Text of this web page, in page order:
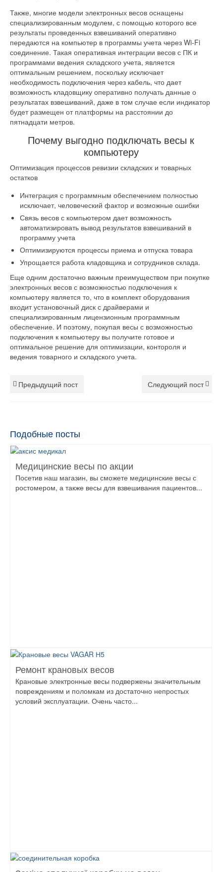
Также, многие модели электронных весов оснащены
специализированным модулем, с помощью которого все
результаты проведенных взвешиваний оперативно
передаются на компьютер в программы учета через Wi-Fi
соединение. Такая оперативная интеграции весов с ПК и
программами ведения складского учета, является
оптимальным решением, поскольку исключает
необходимость подключения через кабель, что дает
возможность кладовщику оперативно получать данные о
результатах взвешиваний, даже в том случае если индикатор
будет размещен от платформы на расстоянии до
пятнадцати метров.
Почему выгодно подключать весы к
компьютеру
Оптимизация процессов ревизии складских и товарных
остатков
Интеграция с программным обеспечением полностью
исключает, человеческий фактор и возможные ошибки
Связь весов с компьютером дает возможность
автоматизировать вывод результатов взвешиваний в
программу учета
Оптимизируются процессы приема и отпуска товара
Упрощается работа кладовщика и сотрудников склада.
Еще одним достаточно важным преимуществом при покупке
электронных весов с возможностью подключения к
компьютеру является то, что в комплект оборудования
входит установочный диск с драйверами и
специализированным лицензионным программным
обеспечение. И поэтому, покупая весы с возможностью
подключения к компьютеру вы получите готовое и
оптимальное решение для оптимизации, контороля и
ведения товарного и складского учета.
Предыдущий пост Следующий пост
Подобные посты
Медицинские весы по акции
Посетив наш магазин, вы сможете медицинские весы с
ростомером, а также весы для взвешивания пациентов...
Ремонт крановых весов
Крановые электронные весы подвержены значительным
повреждениям и поломкам из достаточно непростых
условий эксплуатации. Очень часто...